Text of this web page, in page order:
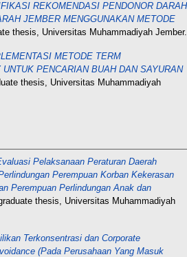
REKOMENDASI PENDONOR DARAH
JEMBER MENGGUNAKAN METODE
thesis, Universitas Muhammadiyah Jember.
METODE TERM
PENCARIAN BUAH DAN SAYURAN
thesis, Universitas Muhammadiyah
Pelaksanaan Peraturan Daerah
Perempuan Korban Kekerasan
Perempuan Perlindungan Anak dan
thesis, Universitas Muhammadiyah
Terkonsentrasi dan Corporate
(Pada Perusahaan Yang Masuk